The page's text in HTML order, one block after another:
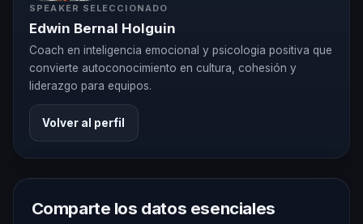
SPEAKER SELECCIONADO
Edwin Bernal Holguin
Coach en inteligencia emocional y psicologia positiva que
convierte autoconocimiento en cultura, cohesión y
liderazgo para equipos.
Volver al perfil
Comparte los datos esenciales